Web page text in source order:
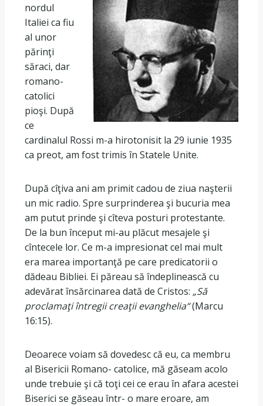
nordul
Italiei ca fiu
al unor
părinţi
săraci, dar
romano-
catolici
pioşi. După
ce
cardinalul Rossi m-a hirotonisit la 29 iunie 1935
ca preot, am fost trimis în Statele Unite.
După cîţiva ani am primit cadou de ziua naşterii
un mic radio. Spre surprinderea şi bucuria mea
am putut prinde şi cîteva posturi protestante.
De la bun început mi-au plăcut mesajele şi
cîntecele lor. Ce m-a impresionat cel mai mult
era marea importanţă pe care predicatorii o
dădeau Bibliei. Ei păreau să îndeplinească cu
adevărat însărcinarea dată de Cristos: „Să
proclamaţi întregii creaţii evanghelia“(Marcu
16:15).
Deoarece voiam să dovedesc că eu, ca membru
al Bisericii Romano- catolice, mă găseam acolo
unde trebuie şi că toţi cei ce erau în afara acestei
Biserici se găseau într- o mare eroare, am